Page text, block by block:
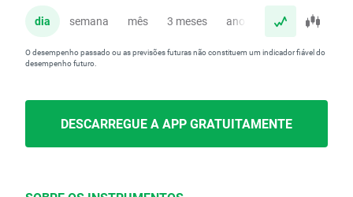
dia semana mês 3 meses ano
O desempenho passado ou as previsões futuras não constituem um indicador fiável do
desempenho futuro.
DESCARREGUE A APP GRATUITAMENTE